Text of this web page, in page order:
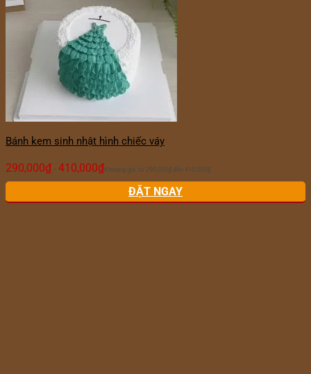
Bánh kem sinh nhật hình chiếc váy
290,000₫ – 410,000₫ Khoảng giá: từ 290,000₫ đến 410,000₫
ĐẶT NGAY